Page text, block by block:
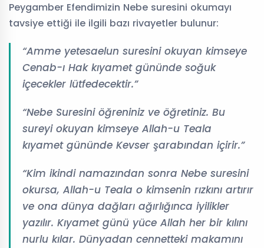
Peygamber Efendimizin Nebe suresini okumayı
tavsiye ettiği ile ilgili bazı rivayetler bulunur:
“Amme yetesaelun suresini okuyan kimseye
Cenab-ı Hak kıyamet gününde soğuk
içecekler lütfedecektir.”
“Nebe Suresini öğreniniz ve öğretiniz. Bu
sureyi okuyan kimseye Allah-u Teala
kıyamet gününde Kevser şarabından içirir.”
“Kim ikindi namazından sonra Nebe suresini
okursa, Allah-u Teala o kimsenin rızkını artırır
ve ona dünya dağları ağırlığınca iyilikler
yazılır. Kıyamet günü yüce Allah her bir kılını
nurlu kılar. Dünyadan cennetteki makamını